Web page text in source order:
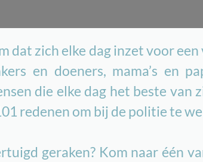
dat zich elke dag inzet voor
en doeners, mama’s en
die elke dag het beste van
redenen om bij de politie te
geraken? Kom naar één